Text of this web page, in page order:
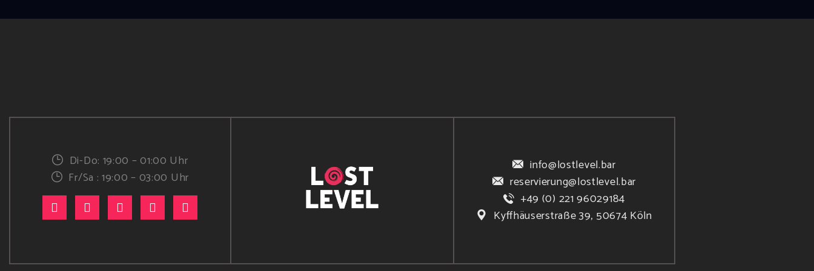
Di-Do: 19:00 – 01:00 Uhr
Fr/Sa : 19:00 – 03:00 Uhr
info@lostlevel.bar
reservierung@lostlevel.bar
+49 (0) 221 96029184
Kyffhäuserstraße 39, 50674 Köln